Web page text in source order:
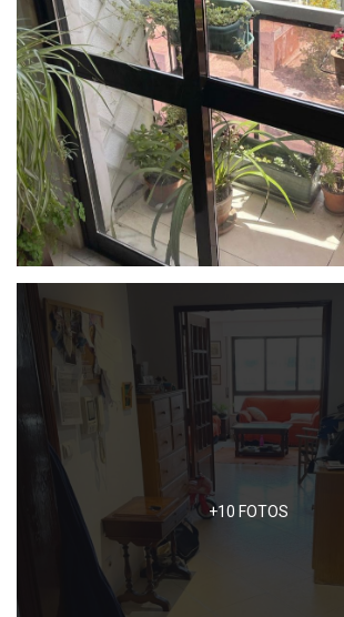
SOBRE NÓS
QUEM SOMOS
DAYSE ALMEIDA – IMOBILIÁRIA
+10 FOTOS